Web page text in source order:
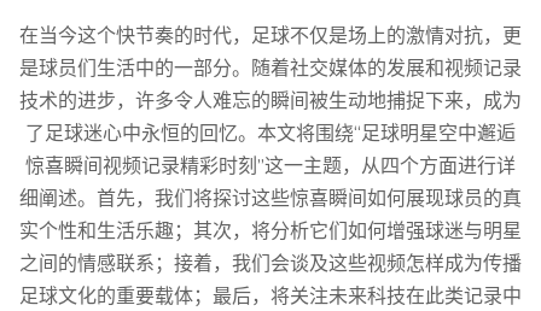
在当今这个快节奏的时代，足球不仅是场上的激情对抗，更
是球员们生活中的一部分。随着社交媒体的发展和视频记录
技术的进步，许多令人难忘的瞬间被生动地捕捉下来，成为
了足球迷心中永恒的回忆。本文将围绕“足球明星空中邂逅
惊喜瞬间视频记录精彩时刻”这一主题，从四个方面进行详
细阐述。首先，我们将探讨这些惊喜瞬间如何展现球员的真
实个性和生活乐趣；其次，将分析它们如何增强球迷与明星
之间的情感联系；接着，我们会谈及这些视频怎样成为传播
足球文化的重要载体；最后，将关注未来科技在此类记录中